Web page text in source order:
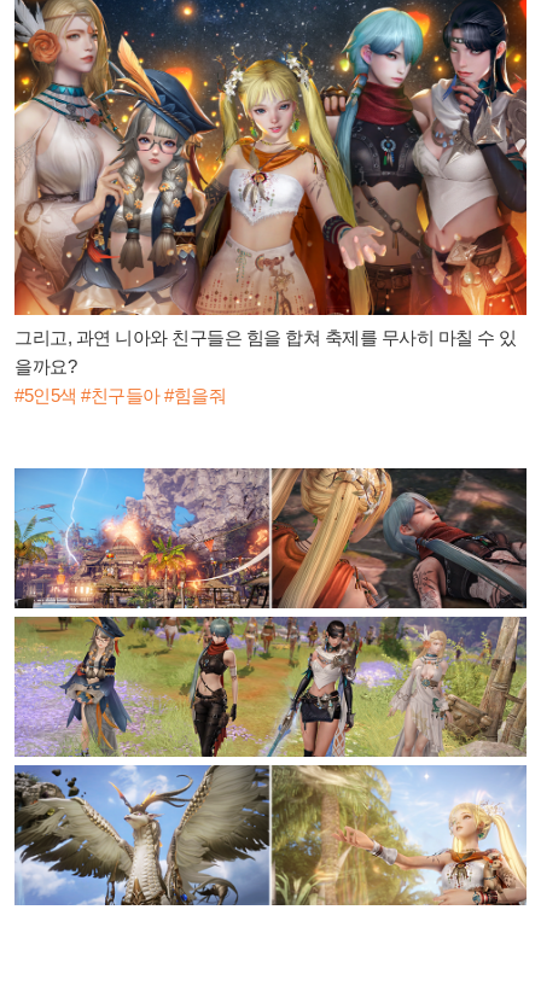
그리고, 과연 니아와 친구들은 힘을 합쳐 축제를 무사히 마칠 수 있
을까요?
#5인5색 #친구들아 #힘을줘